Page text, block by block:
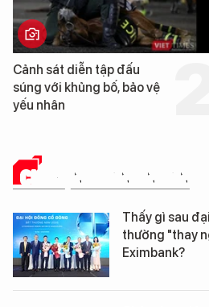
Cảnh sát diễn tập đấu
súng với khủng bố, bảo vệ
yếu nhân
CHUYỆN DOANH NHÂN
Thấy gì sau
thường "thay
Eximbank?